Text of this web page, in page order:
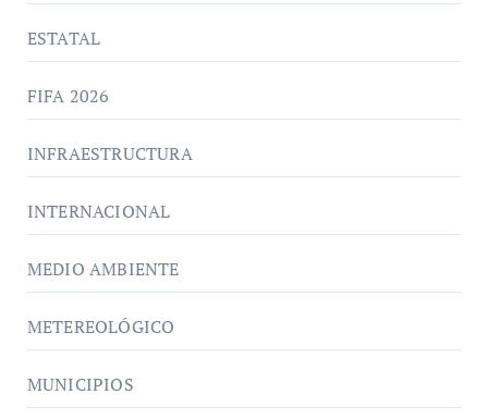
ESTATAL
FIFA 2026
INFRAESTRUCTURA
INTERNACIONAL
MEDIO AMBIENTE
METEREOLÓGICO
MUNICIPIOS